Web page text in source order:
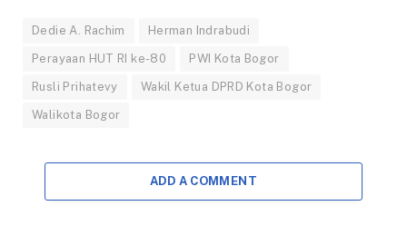
Dedie A. Rachim Herman Indrabudi
Perayaan HUT RI ke-80 PWI Kota Bogor
Rusli Prihatevy Wakil Ketua DPRD Kota Bogor
Walikota Bogor
ADD A COMMENT